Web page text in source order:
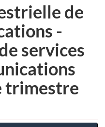
de
-
services
trimestre